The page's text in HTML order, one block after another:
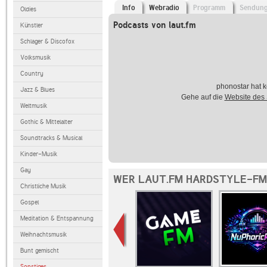
Oldies
Künstler
Schlager & Discofox
Volksmusik
Country
Jazz & Blues
Weltmusik
Gothic & Mittelalter
Soundtracks & Musical
Kinder-Musik
Gay
Christliche Musik
Gospel
Meditation & Entspannung
Weihnachtsmusik
Bunt gemischt
Info Webradio Programm
Podcasts von laut.fm
phonostar hat
Gehe auf die Website des
WER LAUT.FM HARDSTYLE-